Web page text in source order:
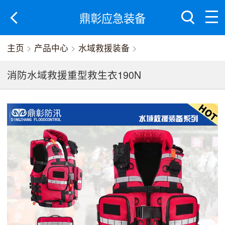
鼎彰应急装备
主页 > 产品中心 > 水域救援装备 >
消防水域救援重型救生衣190N